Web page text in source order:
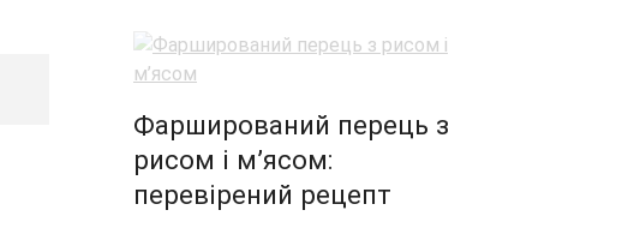
Фарширований перець з
рисом і м’ясом:
перевірений рецепт